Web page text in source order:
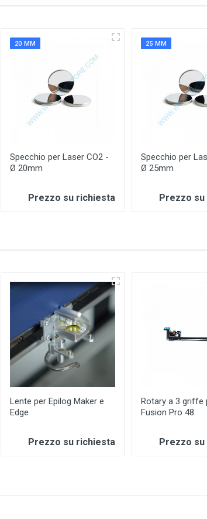
20 MM
Specchio per Laser CO2 -
Ø 20mm
Prezzo su richiesta
25 MM
Specchio per
Ø 25mm
Prezzo
Lente per Epilog Maker e
Edge
Prezzo su richiesta
Rotary a 3 griffe
Fusion Pro 48
Prezzo